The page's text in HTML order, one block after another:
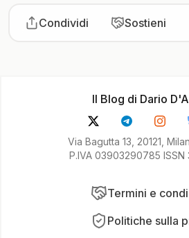
Condividi Sostieni
Termini e
Politiche sulla
Il Blog di Dario
Via Bagutta 13, 20121,
P.IVA 03903290785